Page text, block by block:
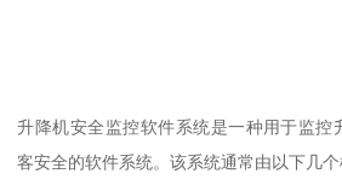
升降机安全监控软件系统是一种用于监控
客安全的软件系统。该系统通常由以下几个